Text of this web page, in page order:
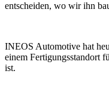
entscheiden, wo wir ihn
INEOS Automotive hat
einem Fertigungsstandort
ist.